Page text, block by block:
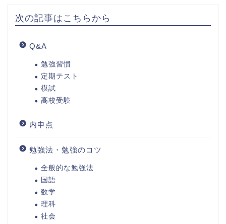
次の記事はこちらから
Q&A
勉強習慣
定期テスト
模試
高校受験
内申点
勉強法・勉強のコツ
全般的な勉強法
国語
数学
理科
社会